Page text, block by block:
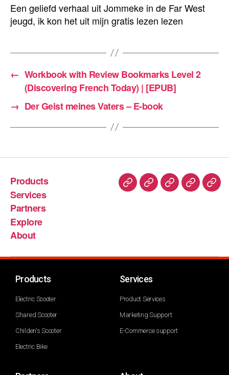
Een geliefd verhaal uit Jommeke in de Far West
jeugd, ik kon het uit mijn gratis lezen lezen
← Workbook with Review Bookmarks Level 2
(Discovering French Today) | [EPUB]
→ Der Geist meines Vaters – E-book
Products
Services
Partners
Explore
About
Products
Electric Scooter
Shared Scooter
Childen's Scooter
Electric Bike
Services
Product Services
Marketing Support
E-Commerce support